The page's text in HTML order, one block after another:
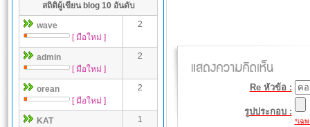
สถิติผู้เขียน blog 10 อันดับ
wave
[ มือใหม่ ]
2
admin
[ มือใหม่ ]
2
orean
[ มือใหม่ ]
2
KAT
1
Re หัวข้อ :
รูปประกอบ :
*เฉ